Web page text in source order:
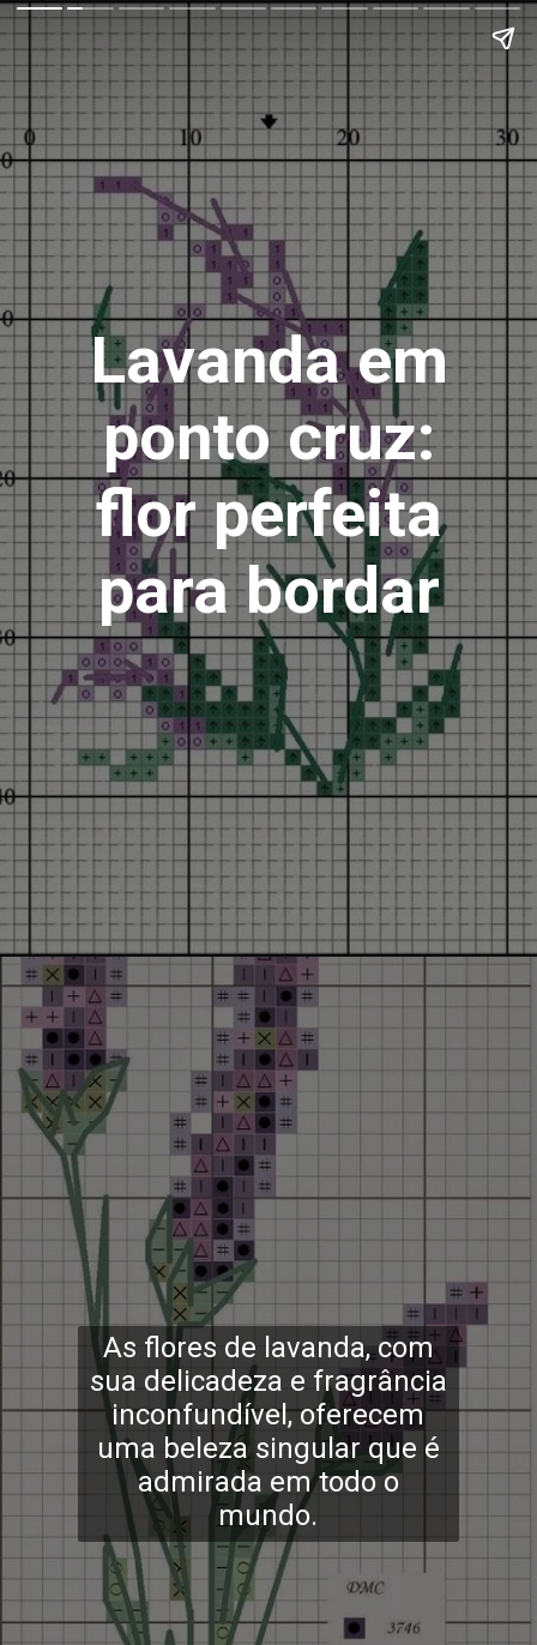
Lavanda em
ponto cruz:
flor perfeita
para bordar
As flores de lavanda, com
sua delicadeza e fragrância
inconfundível, oferecem
uma beleza singular que é
admirada em todo o
mundo.